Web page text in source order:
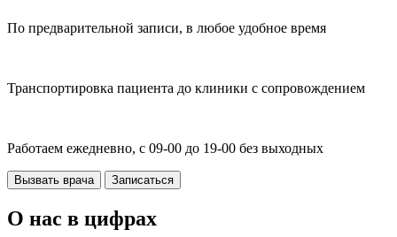
По предварительной записи, в любое удобное время
Транспортировка пациента до клиники с сопровождением
Работаем ежедневно, с 09-00 до 19-00 без выходных
Вызвать врача Записаться
О нас в цифрах